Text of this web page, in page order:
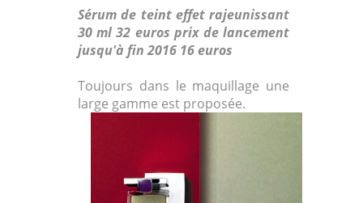
Sérum de teint effet rajeunissant
30 ml 32 euros prix de lancement
jusqu'à fin 2016 16 euros
Toujours dans le maquillage une
large gamme est proposée.